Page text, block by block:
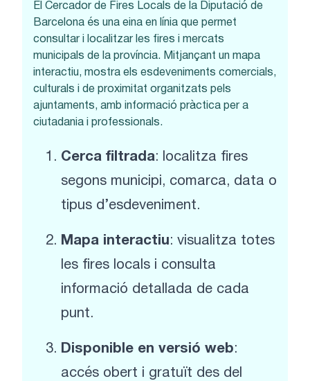
El Cercador de Fires Locals de la Diputació de
Barcelona és una eina en línia que permet
consultar i localitzar les fires i mercats
municipals de la província. Mitjançant un mapa
interactiu, mostra els esdeveniments comercials,
culturals i de proximitat organitzats pels
ajuntaments, amb informació pràctica per a
ciutadania i professionals.
Cerca filtrada: localitza fires
segons municipi, comarca, data o
tipus d’esdeveniment.
Mapa interactiu: visualitza totes
les fires locals i consulta
informació detallada de cada
punt.
Disponible en versió web:
accés obert i gratuït des del